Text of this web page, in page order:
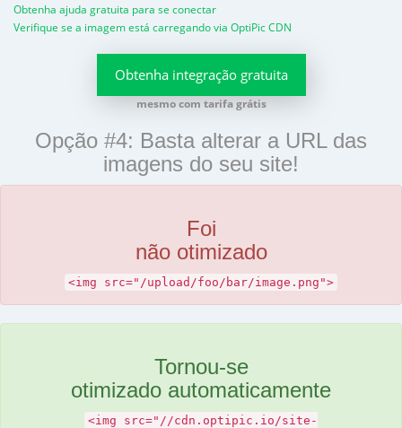
Obtenha ajuda gratuita para se conectar
Verifique se a imagem está carregando via OptiPic CDN
Obtenha integração gratuita
mesmo com tarifa grátis
Opção #4: Basta alterar a URL das
imagens do seu site!
Foi
não otimizado
<img src="/upload/foo/bar/image.png">
Tornou-se
otimizado automaticamente
<img src="//cdn.optipic.io/site-